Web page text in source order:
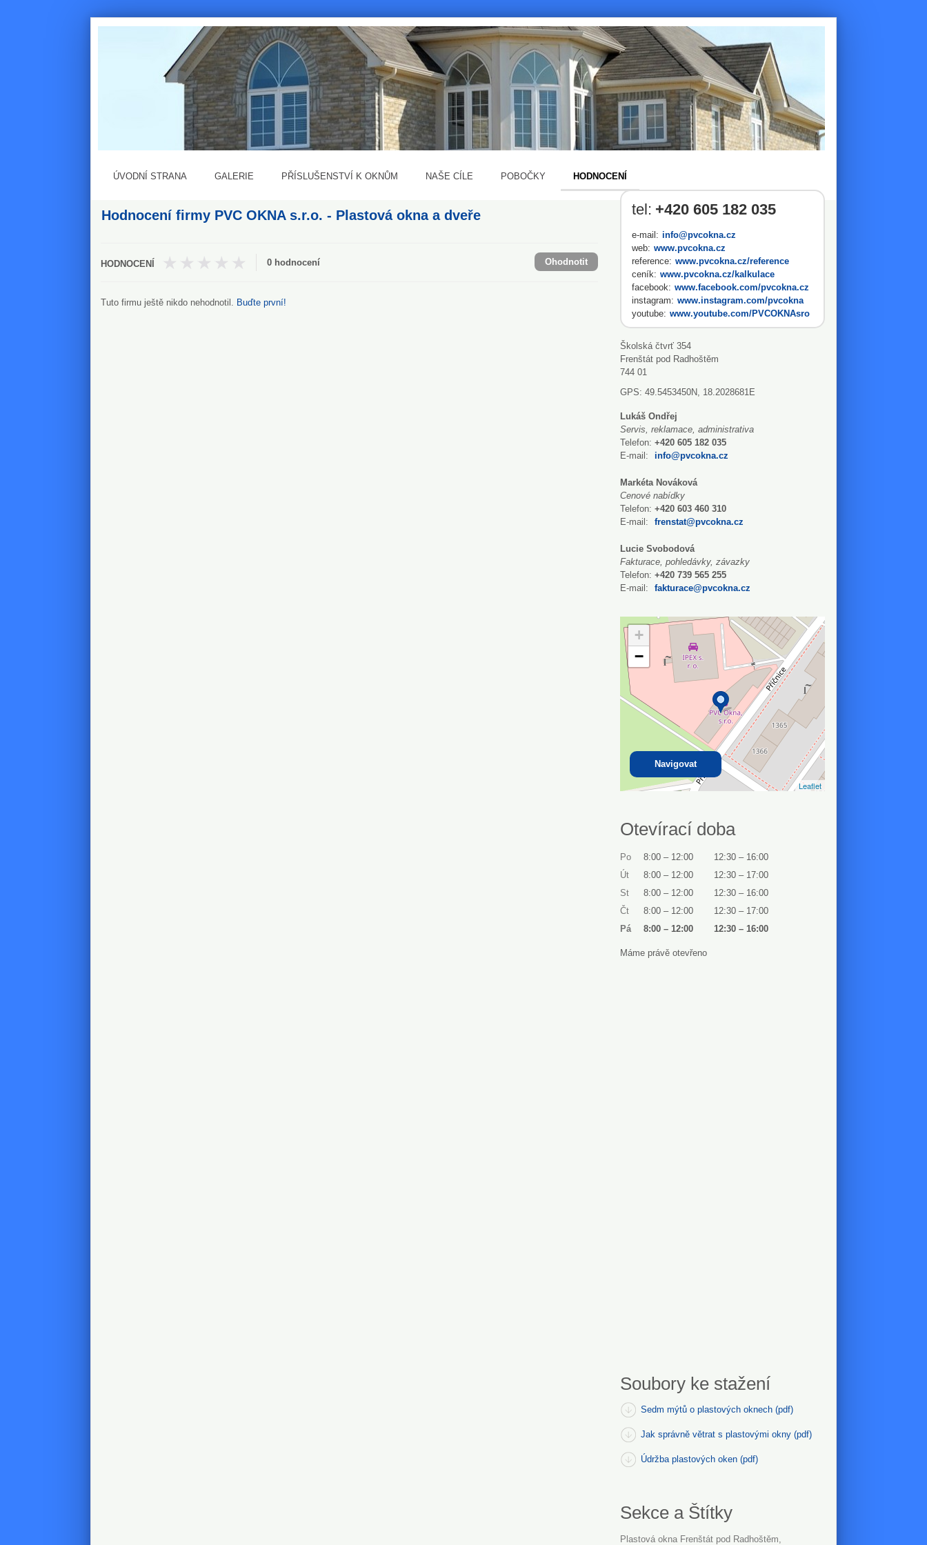
ÚVODNÍ STRANA GALERIE PŘÍSLUŠENSTVÍ K OKNŮM NAŠE CÍLE POBOČKY HODNOCENÍ
Hodnocení firmy PVC OKNA s.r.o. - Plastová okna a dveře
0 hodnocení Ohodnotit
Tuto firmu ještě nikdo nehodnotil. Buďte první!
tel: +420 605 182 035
e-mail: info@pvcokna.cz
web: www.pvcokna.cz
reference: www.pvcokna.cz/reference
ceník: www.pvcokna.cz/kalkulace
facebook: www.facebook.com/pvcokna.cz
instagram: www.instagram.com/pvcokna
youtube: www.youtube.com/PVCOKNAsro
Školská čtvrť 354
Frenštát pod Radhoštěm
744 01
GPS: 49.5453450N, 18.2028681E
Lukáš Ondřej
Servis, reklamace, administrativa
Telefon: +420 605 182 035
E-mail:
info@pvcokna.cz
Markéta Nováková
Cenové nabídky
Telefon: +420 603 460 310
E-mail:
frenstat@pvcokna.cz
Lucie Svobodová
Fakturace, pohledávky, závazky
Telefon: +420 739 565 255
E-mail:
fakturace@pvcokna.cz
+
−
Leaflet
Navigovat
Otevírací doba
Po 8:00 – 12:00 12:30 – 16:00
Út
8:00 – 12:00 12:30 – 17:00
St
8:00 – 12:00 12:30 – 16:00
Čt
8:00 – 12:00 12:30 – 17:00
Pá
8:00 – 12:00 12:30 – 16:00
Máme právě otevřeno
Soubory ke stažení
Sedm mýtů o plastových oknech (pdf)
Jak správně větrat s plastovými okny (pdf)
Údržba plastových oken (pdf)
Sekce a Štítky
Plastová okna Frenštát pod Radhoštěm